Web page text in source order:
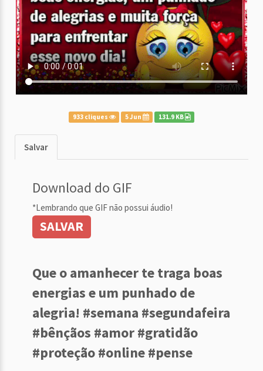
933 cliques 5 Jun 131.9 KB
Salvar
Download do GIF
*Lembrando que GIF não possui áudio!
SALVAR
Que o amanhecer te traga boas
energias e um punhado de
alegria! #semana #segundafeira
#bênçãos #amor #gratidão
#proteção #online #pense